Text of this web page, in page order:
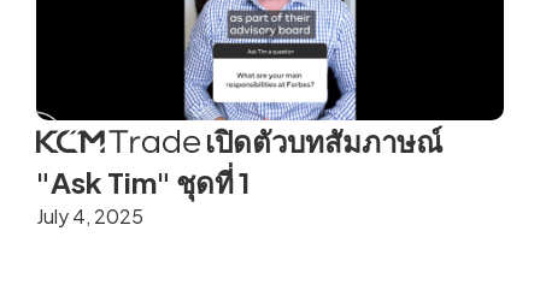
เปิดตัวบทสัมภาษณ์
"Ask Tim" ชุดที่ 1
July 4, 2025